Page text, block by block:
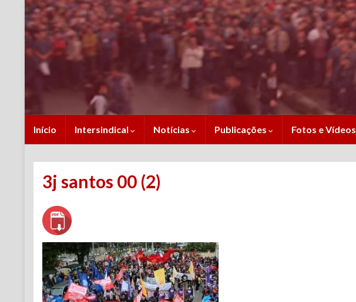
Início Intersindical Notícias Publicações Fotos e Vídeos
3j santos 00 (2)